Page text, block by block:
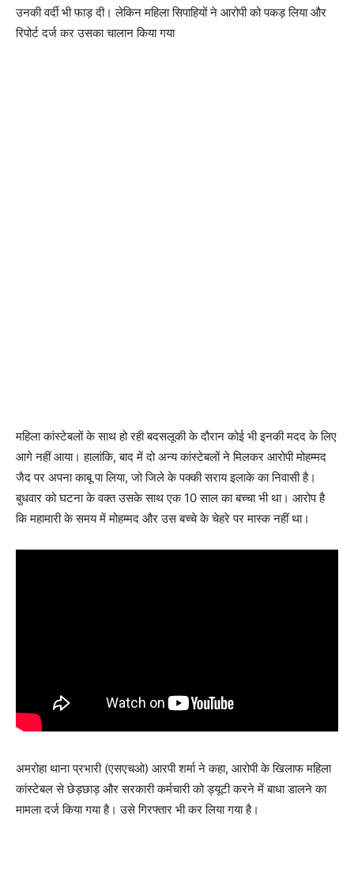
उनकी वर्दी भी फाड़ दी। लेकिन महिला सिपाहियों ने आरोपी को पकड़ लिया और
रिपोर्ट दर्ज कर उसका चालान किया गया
महिला कांस्टेबलों के साथ हो रही बदसलूकी के दौरान कोई भी इनकी मदद के लिए
आगे नहीं आया। हालांकि, बाद में दो अन्य कांस्टेबलों ने मिलकर आरोपी मोहम्मद
जैद पर अपना काबू पा लिया, जो जिले के पक्की सराय इलाके का निवासी है।
बुधवार को घटना के वक्त उसके साथ एक 10 साल का बच्चा भी था। आरोप है
कि महामारी के समय में मोहम्मद और उस बच्चे के चेहरे पर मास्क नहीं था।
अमरोहा थाना प्रभारी (एसएचओ) आरपी शर्मा ने कहा, आरोपी के खिलाफ महिला
कांस्टेबल से छेड़छाड़ और सरकारी कर्मचारी को ड्यूटी करने में बाधा डालने का
मामला दर्ज किया गया है। उसे गिरफ्तार भी कर लिया गया है।